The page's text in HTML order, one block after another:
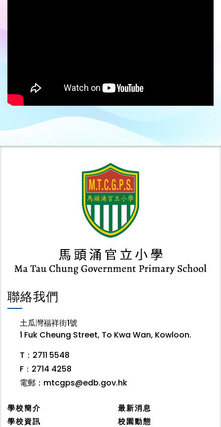
聯絡我們
土瓜灣福祥街1號
1 Fuk Cheung Street, To Kwa Wan, Kowloon.
T：2711 5548
F：2714 4258
電郵： mtcgps@edb.gov.hk
學校簡介
學校資訊
最新消息
校園動態